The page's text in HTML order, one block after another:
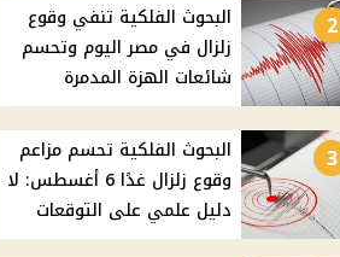
2
البحوث الفلكية تنفي وقوع
زلزال في مصر اليوم وتحسم
شائعات الهزة المدمرة
3
البحوث الفلكية تحسم مزاعم
وقوع زلزال غدًا 6 أغسطس: لا
دليل علمي على التوقعات